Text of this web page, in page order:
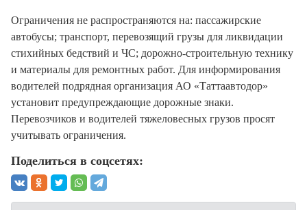
Ограничения не распространяются на: пассажирские
автобусы; транспорт, перевозящий грузы для ликвидации
стихийных бедствий и ЧС; дорожно-строительную технику
и материалы для ремонтных работ. Для информирования
водителей подрядная организация АО «Таттаавтодор»
установит предупреждающие дорожные знаки.
Перевозчиков и водителей тяжеловесных грузов просят
учитывать ограничения.
Поделиться в соцсетях: